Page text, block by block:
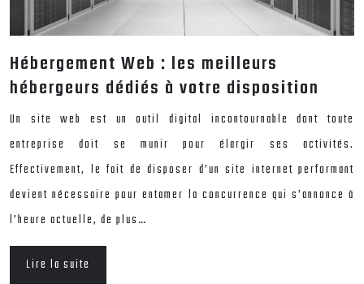
Hébergement Web : les meilleurs
hébergeurs dédiés à votre disposition
Un site web est un outil digital incontournable dont toute
entreprise doit se munir pour élargir ses activités.
Effectivement, le fait de disposer d’un site internet performant
devient nécessaire pour entamer la concurrence qui s’annonce à
l’heure actuelle, de plus…
Lire la suite